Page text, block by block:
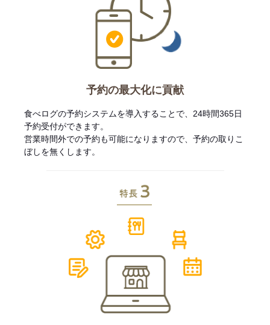
予約の最大化に貢献
食べログの予約システムを導入することで、24時間365日
予約受付ができます。
営業時間外での予約も可能になりますので、予約の取りこ
ぼしを無くします。